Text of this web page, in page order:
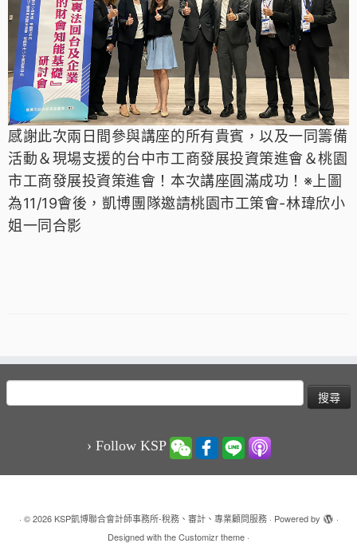
感謝此次兩日間參與講座的所有貴賓，以及一同籌備
活動＆現場支援的台中市工商發展投資策進會 ＆桃園
市工商發展投資策進會 ！ 本次講座圓滿成功！ ※上 圖
為11/19會後， 凱博團隊邀請桃園市工策會-林瑋欣小
姐一同合影
搜
尋
› Follow KSP
· © 2026 KSP凱博聯合會計師事務所-稅務、審計、專業顧問服務· Powered by
·
Designed with theCustomizr theme ·